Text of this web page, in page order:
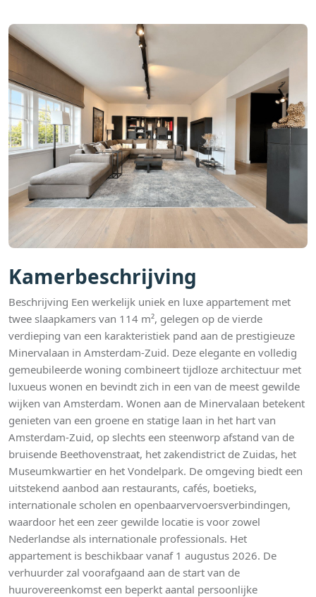
Kamerbeschrijving
Beschrijving Een werkelijk uniek en luxe appartement met
twee slaapkamers van 114 m², gelegen op de vierde
verdieping van een karakteristiek pand aan de prestigieuze
Minervalaan in Amsterdam-Zuid. Deze elegante en volledig
gemeubileerde woning combineert tijdloze architectuur met
luxueus wonen en bevindt zich in een van de meest gewilde
wijken van Amsterdam. Wonen aan de Minervalaan betekent
genieten van een groene en statige laan in het hart van
Amsterdam-Zuid, op slechts een steenworp afstand van de
bruisende Beethovenstraat, het zakendistrict de Zuidas, het
Museumkwartier en het Vondelpark. De omgeving biedt een
uitstekend aanbod aan restaurants, cafés, boetieks,
internationale scholen en openbaarvervoersverbindingen,
waardoor het een zeer gewilde locatie is voor zowel
Nederlandse als internationale professionals. Het
appartement is beschikbaar vanaf 1 augustus 2026. De
verhuurder zal voorafgaand aan de start van de
huurovereenkomst een beperkt aantal persoonlijke